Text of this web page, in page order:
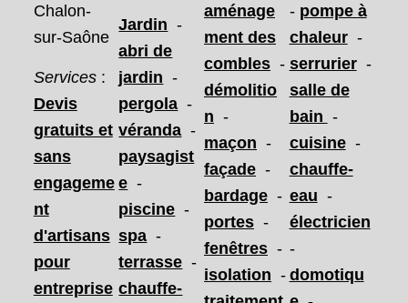
Chalon-
sur-Saône
Services:
Devis
gratuits et
sans
engageme
nt
d'artisans
pour
entreprise
Jardin -
abri de
jardin -
pergola -
véranda -
paysagist
e -
piscine -
spa -
terrasse -
chauffe-
aménage
ment des
combles -
démolitio
n -
maçon -
façade -
bardage -
portes -
fenêtres -
isolation -
- pompe à
chaleur -
serrurier -
salle de
bain -
cuisine -
chauffe-
eau -
électricien
-
domotiqu